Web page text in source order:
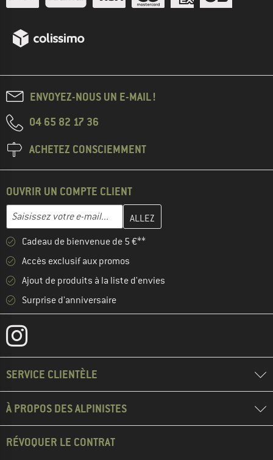
ENVOYEZ-NOUS UN E-MAIL !
04 65 82 17 36
ACHETEZ CONSCIEMMENT
OUVRIR UN COMPTE CLIENT
Adresse e-mail
Entrez votre adresse e-mail ici et créez votre compte client à la
Cadeau de bienvenue de 5 €**
Accès exclusif aux promos
Ajout de produits à la liste d'envies
Surprise d'anniversaire
SERVICE CLIENTÈLE
À PROPOS DES ALPINISTES
RÉVOQUER LE CONTRAT